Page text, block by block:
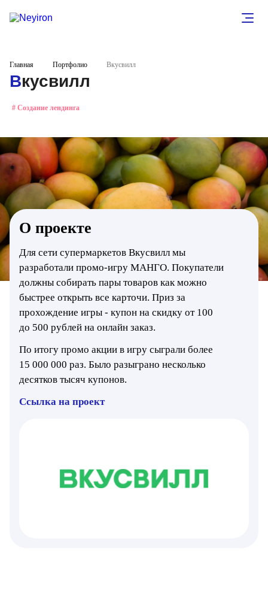
Главная Портфолио Вкусвилл
Вкусвилл
# Создание лендинга
О проекте
Для сети супермаркетов Вкусвилл мы
разработали промо-игру МАНГО. Покупатели
должны собирать пары товаров как можно
быстрее открыть все карточи. Приз за
прохождение игры - купон на скидку от 100
до 500 рублей на онлайн заказ.
По итогу промо акции в игру сыграли более
15 000 000 раз. Было разыграно несколько
десятков тысяч купонов.
Ссылка на проект